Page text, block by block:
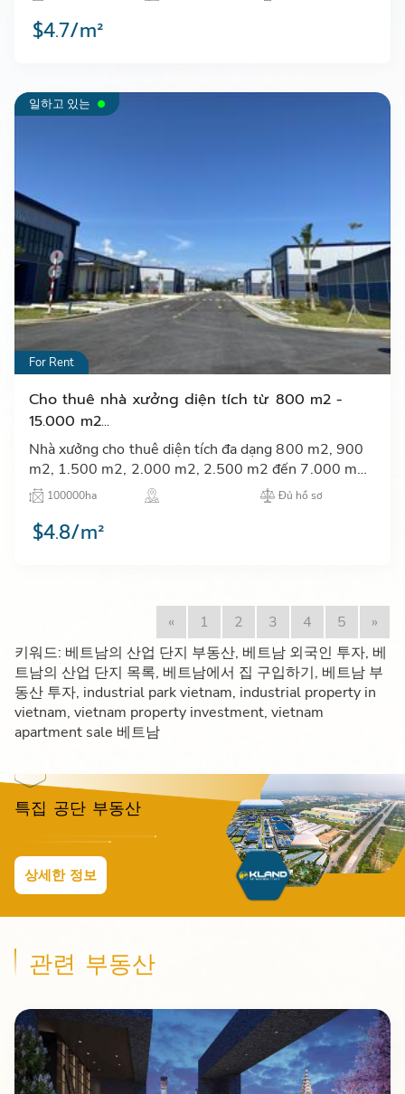
$4.7/m²
일하고 있는
For Rent
Cho thuê nhà xưởng diện tích từ 800 m2 -
15.000 m2...
Nhà xưởng cho thuê diện tích đa dạng 800 m2, 900
m2, 1.500 m2, 2.000 m2, 2.500 m2 đến 7.000 m2,
15.000 m2 tại KCN Nam Đình Vũ. Có đầy đủ nhà văn
phòng, chỗ đậu …
100000ha Đủ hồ sơ
$4.8/m²
« 1 2 3 4 5
»
키워드: 베트남의 산업 단지 부동산, 베트남 외국인 투자, 베
트남의 산업 단지 목록, 베트남에서 집 구입하기, 베트남 부
동산 투자, industrial park vietnam, industrial property in
vietnam, vietnam property investment, vietnam
apartment sale 베트남
특집 공단 부동산
상세한 정보
관련 부동산